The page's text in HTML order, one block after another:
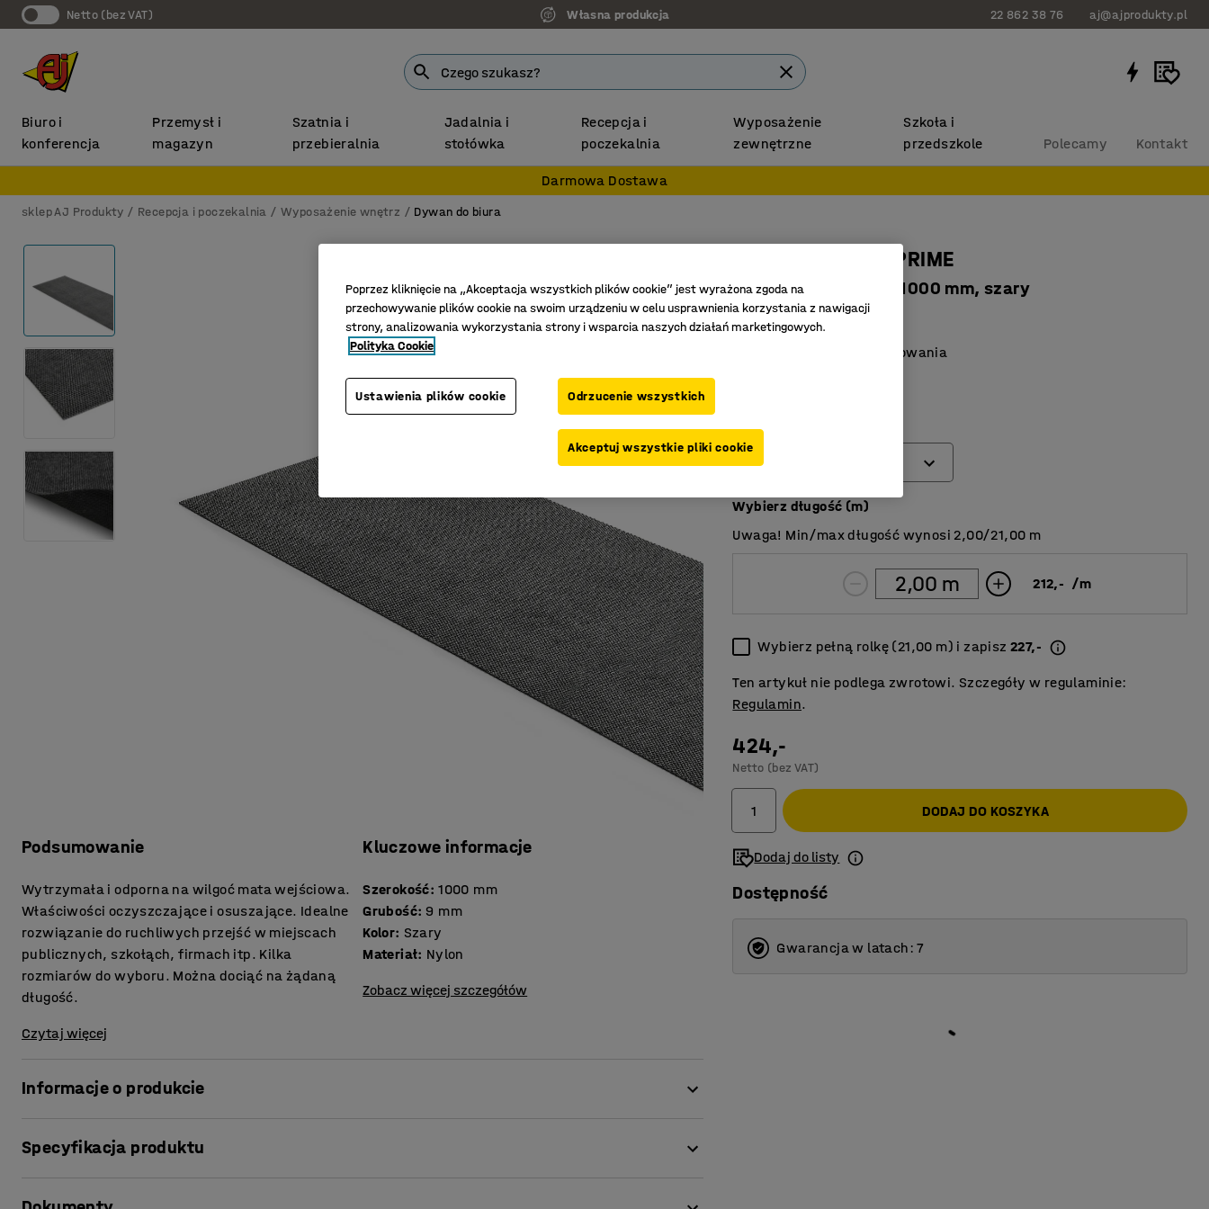
Netto (bez VAT) Własna produkcja 22 862 38 76 aj@ajprodukty.pl
Biuro i
konferencja
Przemysł i
magazyn
Szatnia i
przebieralnia
Jadalnia i
stołówka
Recepcja i
poczekalnia
Wyposażenie
zewnętrzne
Szkoła i
przedszkole
Polecamy Kontakt
Darmowa Dostawa
sklep AJ Produkty Recepcja i poczekalnia Wyposażenie wnętrz Dywan do biura
Podsumowanie
Wytrzymała i odporna na wilgoć mata wejściowa.
Właściwości oczyszczające i osuszające. Idealne
rozwiązanie do ruchliwych przejść w miejscach
publicznych, szkołąch, firmach itp. Kilka
rozmiarów do wyboru. Można dociąć na żądaną
długość.
Czytaj więcej
Kluczowe informacje
Szerokość: 1000 mm
Grubość: 9 mm
Kolor: Szary
Materiał: Nylon
Zobacz więcej szczegółów
Informacje o produkcie
Specyfikacja produktu
Mata wejściowa PRIME
Na metry, szerokość 1000 mm, szary
Nr art.:260242
Do intensywnego użytkowania
Szerokość (mm)
1000
1000
2000
Wybierz długość (m)
Uwaga! Min/max długość wynosi 2,00/21,00 m
212,- /m
Wybierz pełną rolkę (21,00 m) i zapisz227,-
Ten artykuł nie podlega zwrotowi. Szczegóły w regulaminie:
Regulamin.
424,-
Netto (bez VAT)
DODAJ DO KOSZYKA
Dodaj do listy
Dostępność
Gwarancja w latach: 7
Poprzez kliknięcie na „Akceptacja wszystkich plików cookie” jest wyrażona zgoda na
przechowywanie plików cookie na swoim urządzeniu w celu usprawnienia korzystania z nawigacji
strony, analizowania wykorzystania strony i wsparcia naszych działań marketingowych.
Polityka Cookie
Ustawienia plików cookie Odrzucenie wszystkich
Akceptuj wszystkie pliki cookie